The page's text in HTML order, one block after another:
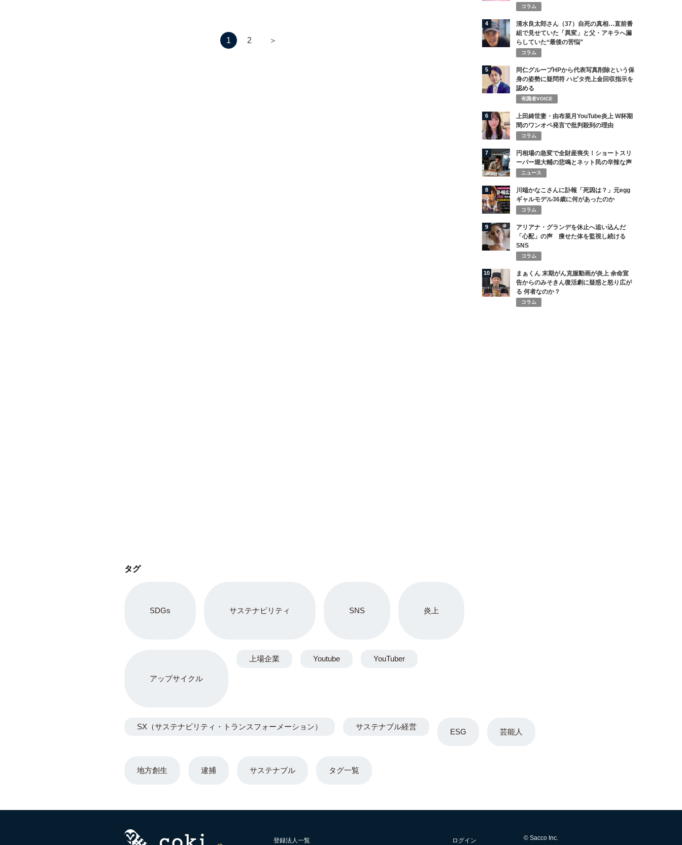
1 2 ＞
コラム
4
清水良太郎さん（37）自死の真相…直前番
組で見せていた「異変」と父・アキラへ漏
らしていた“最後の苦悩”
コラム
5
同仁グループHPから代表写真削除という保
身の姿勢に疑問符 ハビタ売上金回収指示を
認める
有識者VOICE
6
上田綺世妻・由布菜月YouTube炎上 W杯期
間のワンオペ発言で批判殺到の理由
コラム
7
円相場の急変で全財産喪失！ショートスリ
ーパー堀大輔の悲鳴とネット民の辛辣な声
ニュース
8
川端かなこさんに訃報「死因は？」元egg
ギャルモデル36歳に何があったのか
コラム
9
アリアナ・グランデを休止へ追い込んだ
「心配」の声 痩せた体を監視し続ける
SNS
コラム
10
まぁくん 末期がん克服動画が炎上 余命宣
告からのみそきん復活劇に疑惑と怒り広が
る 何者なのか？
コラム
タグ
SDGs サステナビリティ SNS 炎上
アップサイクル
ESG 芸能人
地方創生 逮捕 サステナブル
上場企業 Youtube YouTuber
SX（サステナビリティ・トランスフォーメーション） サステナブル経営
タグ一覧
登録法人一覧 ログイン © Sacco Inc.